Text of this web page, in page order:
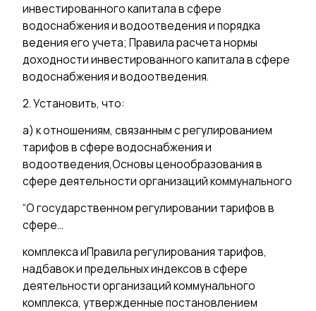
инвестированного капитала в сфере
водоснабжения и водоотведения и порядка
ведения его учета; Правила расчета нормы
доходности инвестированного капитала в сфере
водоснабжения и водоотведения.
2. Установить, что:
а) к отношениям, связанным с регулированием
тарифов в сфере водоснабжения и
водоотведения,Основы ценообразования в
сфере деятельности организаций коммунального
“О государственном регулировании тарифов в
сфере…
комплекса иПравила регулирования тарифов,
надбавок и предельных индексов в сфере
деятельности организаций коммунального
комплекса, утвержденные постановлением